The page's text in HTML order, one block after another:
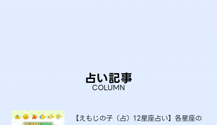
占い記事
COLUMN
【えもじの子（占）12星座占い】各星座の